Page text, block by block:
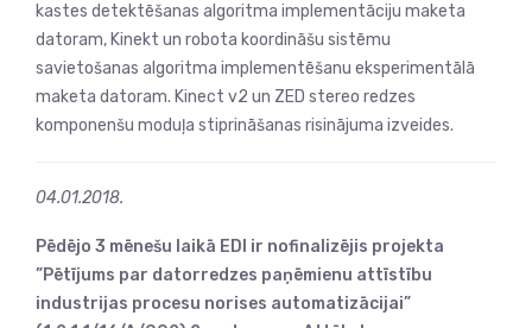
kastes detektēšanas algoritma implementāciju maketa
datoram, Kinekt un robota koordināšu sistēmu
savietošanas algoritma implementēšanu eksperimentālā
maketa datoram. Kinect v2 un ZED stereo redzes
komponenšu moduļa stiprināšanas risinājuma izveides.
04.01.2018.
Pēdējo 3 mēnešu laikā EDI ir nofinalizējis projekta
”Pētījums par datorredzes paņēmienu attīstību
industrijas procesu norises automatizācijai”